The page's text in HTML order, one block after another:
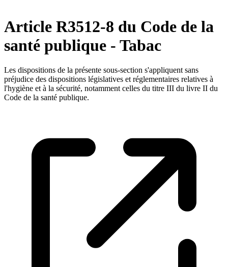
Article R3512-8 du Code de la
santé publique - Tabac
Les dispositions de la présente sous-section s'appliquent sans
préjudice des dispositions législatives et réglementaires relatives à
l'hygiène et à la sécurité, notamment celles du titre III du livre II du
Code de la santé publique.